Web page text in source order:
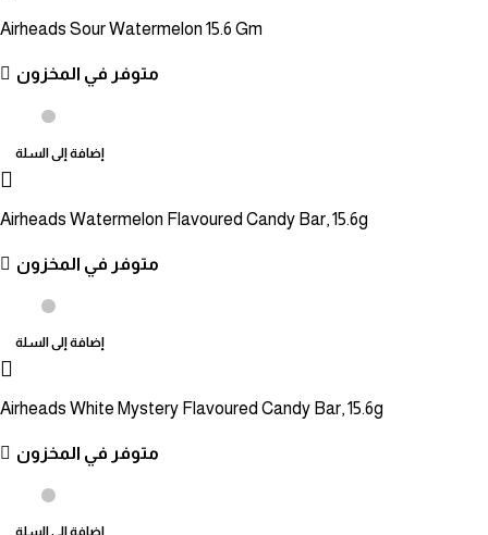
Airheads Sour Watermelon 15.6 Gm
متوفر في المخزون
إضافة إلى السلة
Airheads Watermelon Flavoured Candy Bar, 15.6g
متوفر في المخزون
إضافة إلى السلة
Airheads White Mystery Flavoured Candy Bar, 15.6g
متوفر في المخزون
إضافة إلى السلة